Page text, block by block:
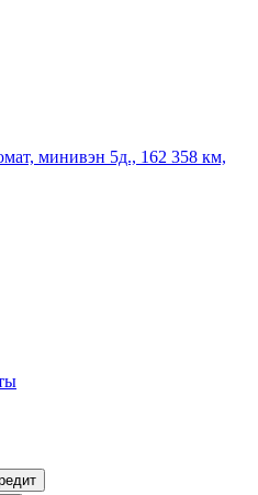
минивэн 5д., 162 358 км,